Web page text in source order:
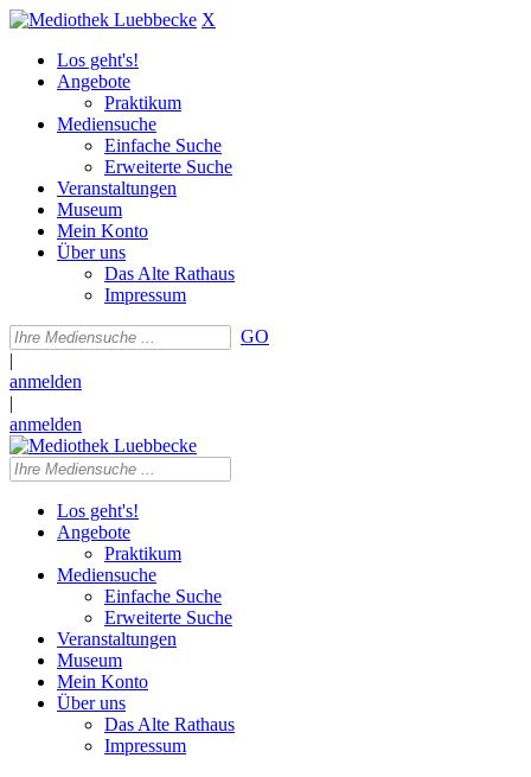
X
Los geht's!
Angebote
Praktikum
Mediensuche
Einfache Suche
Erweiterte Suche
Veranstaltungen
Museum
Mein Konto
Über uns
Das Alte Rathaus
Impressum
GO
|
anmelden
|
anmelden
Los geht's!
Angebote
Praktikum
Mediensuche
Einfache Suche
Erweiterte Suche
Veranstaltungen
Museum
Mein Konto
Über uns
Das Alte Rathaus
Impressum